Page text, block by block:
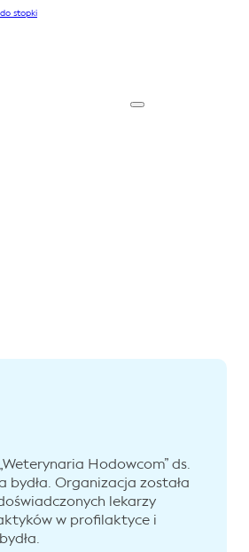
stopki
Hodowcom” ds.
bydła. Organizacja została
lekarzy
w profilaktyce i